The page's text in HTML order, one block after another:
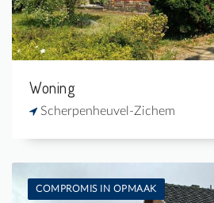
Woning
Scherpenheuvel-Zichem
COMPROMIS IN OPMAAK